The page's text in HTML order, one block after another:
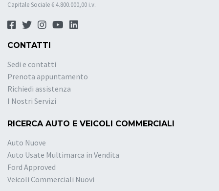
Capitale Sociale € 4.800.000,00 i.v.
CONTATTI
Sedi e contatti
Prenota appuntamento
Richiedi assistenza
I Nostri Servizi
RICERCA AUTO E VEICOLI COMMERCIALI
Auto Nuove
Auto Usate Multimarca in Vendita
Ford Approved
Veicoli Commerciali Nuovi